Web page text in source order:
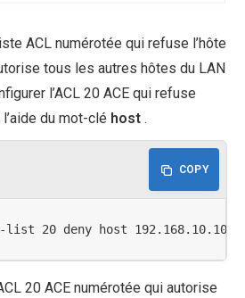
ACL numérotée qui refuse l’hôte
tous les autres hôtes du LAN
l’ACL 20 ACE qui refuse
du mot-clé host .
COPY
list 20 deny host 192.168.10.10
20 ACE numérotée qui autorise